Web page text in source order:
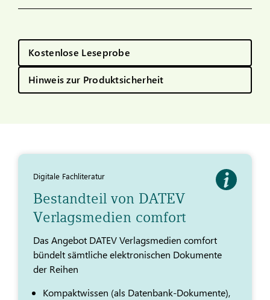
Kostenlose Leseprobe
Hinweis zur Produktsicherheit
Digitale Fachliteratur
Bestandteil von DATEV
Verlagsmedien comfort
Das Angebot DATEV Verlagsmedien comfort
bündelt sämtliche elektronischen Dokumente
der Reihen
Kompaktwissen (als Datenbank-Dokumente),